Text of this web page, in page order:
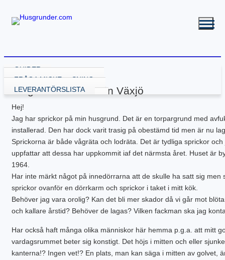
GUIDER
VÄLJA GRUNDLÖSNING
GRUND MED GJUTNING
GJUTA PLATTA – STARTA HÄR
PLATTA – ATTEFALL
PLATTA – GARAGE
PLATTA – INDUSTRI
PLATTA – KÄLLARE
PLATTA – UTERUM
PLATTA – PÅLNING
PLATTA – STALL
PLATTA – TILLBYGGNAD
PLATTA – VÄXTHUS
KOMPENSATIONSGRUNDL.
NY KÄLLARE
BYGGA KÄLLARE
BYGGA KÄLLARE – ATTEFALL
BALK – KRYPGRUND
KRYPGRUND – STARTA HÄR
KRYPGRUND – ATTEFALL
KRYPGRUND – TILLBYGGNAD
BALK – HYBRIDGRUND
BALK – VÄXTHUS
RENOVERA HUSGRUND
DRÄNERA HUS
KÄLLARE MED FUKT
KÄLLARRENOVERING
RADONSÄKRA DIN KÄLLARE
EW GRUNDRENOVERING
KRYPGRUND – GJUT IGEN
KRYPGRUND – AVFUKTARE
MEKANISKT VENTGOLV
RADONSÄKRA DIN KÄLLARE
SYLLBYTE
BYGGA POOL
GJUTEN ISOLERAD POOL
POOLGRUND
FLER GUIDER
BETONG
BYGGA ALTAN
DRÄNERANDE MATERIAL
GRUNDRITNINGAR
GRUNDLÄGGNING PÅ BERG
MARK & TRÄDGÅRD
L-STÖD OCH STÖDMURAR
MARKUNDERSÖKNING
PLINTGRUND
TJÄLDJUP
VATTENBUREN GOLVVÄRME
DOWNLOADS
FRÅGA MICKE
LEVERANTÖRSLISTA
Fråga från Paula från Växjö
Hej!
Jag har sprickor på min husgrund. Det är en torpargrund med
installerad. Den har dock varit trasig på obestämd tid men är nu
Sprickorna är både vågräta och lodräta. Det är tydliga sprickor och
uppfattar att dessa har uppkommit iaf det närmsta året. Huset är
1964.
Har inte märkt något på innedörrarna att de skulle ha satt sig men
sprickor ovanför en dörrkarm och sprickor i taket i mitt kök.
Behöver jag vara orolig? Kan det bli mer skador då vi går mot
och kallare årstid? Behöver de lagas? Vilken fackman ska jag
Har också haft många olika människor här hemma p.g.a. att mitt
vardagsrummet beter sig konstigt. Det höjs i mitten och eller
kanterna!? Ingen vet!? En plats, man kan säga i mitten av golvet,